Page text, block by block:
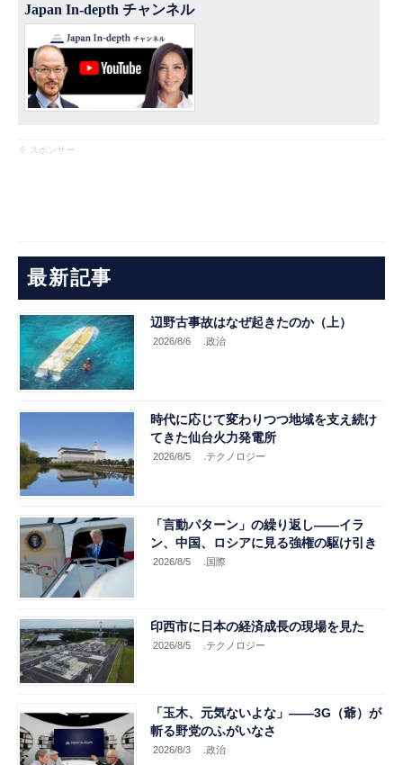
Japan In-depth チャンネル
※ スポンサー
最新記事
辺野古事故はなぜ起きたのか（上）
2026/8/6 .政治
時代に応じて変わりつつ地域を支え続け
てきた仙台火力発電所
2026/8/5 .テクノロジー
「言動パターン」の繰り返し――イラ
ン、中国、ロシアに見る強権の駆け引き
2026/8/5 .国際
印西市に日本の経済成長の現場を見た
2026/8/5 .テクノロジー
「玉木、元気ないよな」――3G（爺）が
斬る野党のふがいなさ
2026/8/3 .政治